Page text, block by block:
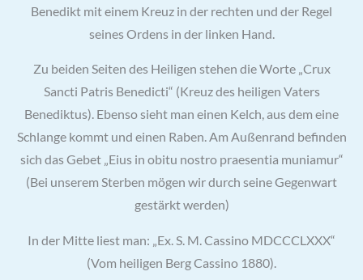
Benedikt mit einem Kreuz in der rechten und der Regel
seines Ordens in der linken Hand.
Zu beiden Seiten des Heiligen stehen die Worte „Crux
Sancti Patris Benedicti“ (Kreuz des heiligen Vaters
Benediktus). Ebenso sieht man einen Kelch, aus dem eine
Schlange kommt und einen Raben. Am Außenrand befinden
sich das Gebet „Eius in obitu nostro praesentia muniamur“
(Bei unserem Sterben mögen wir durch seine Gegenwart
gestärkt werden)
In der Mitte liest man: „Ex. S. M. Cassino MDCCCLXXX“
(Vom heiligen Berg Cassino 1880).